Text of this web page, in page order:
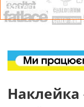
Категорії